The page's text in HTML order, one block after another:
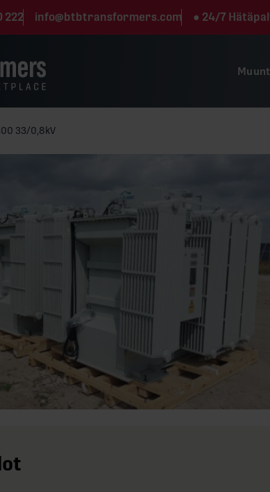
222 info@btbtransformers.com ● 24/7
33/0,8kV